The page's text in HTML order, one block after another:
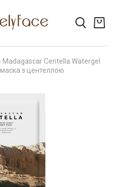
Madagascar Centella Watergel
з центеллою